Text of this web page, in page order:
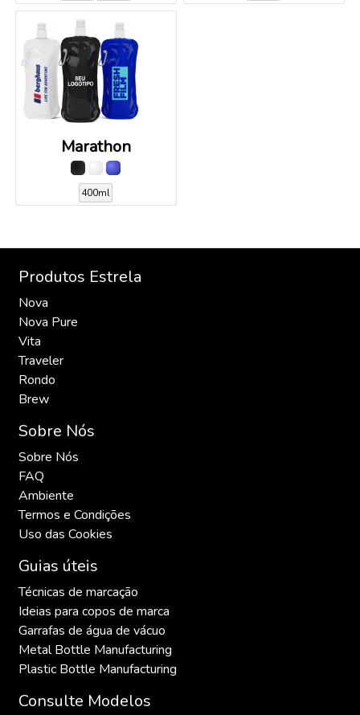
Marathon
400ml
Produtos Estrela
Nova
Nova Pure
Vita
Traveler
Rondo
Brew
Sobre Nós
Sobre Nós
FAQ
Ambiente
Termos e Condições
Uso das Cookies
Guias úteis
Técnicas de marcação
Ideias para copos de marca
Garrafas de água de vácuo
Metal Bottle Manufacturing
Plastic Bottle Manufacturing
Consulte Modelos